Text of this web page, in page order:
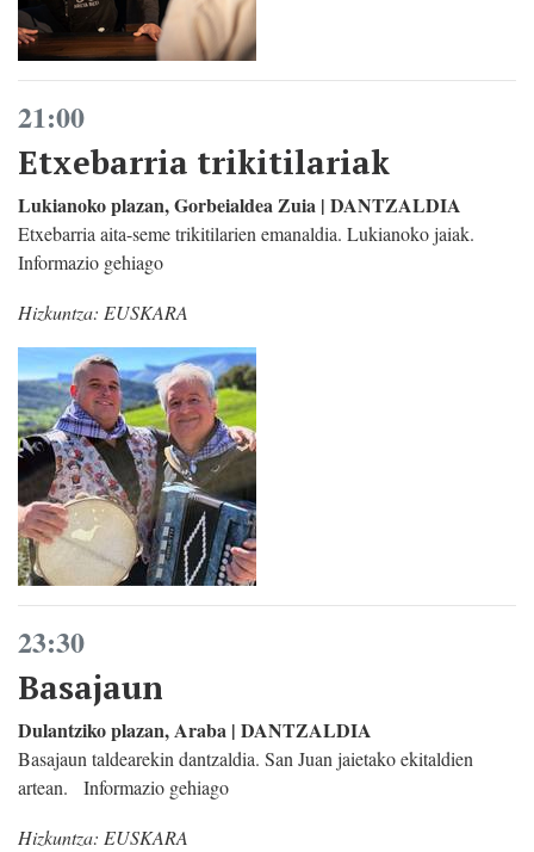
21:00
Etxebarria trikitilariak
Lukianoko plazan, Gorbeialdea Zuia | DANTZALDIA
Etxebarria aita-seme trikitilarien emanaldia. Lukianoko jaiak.
Informazio gehiago
Hizkuntza: EUSKARA
23:30
Basajaun
Dulantziko plazan, Araba | DANTZALDIA
Basajaun taldearekin dantzaldia. San Juan jaietako ekitaldien
artean. Informazio gehiago
Hizkuntza: EUSKARA